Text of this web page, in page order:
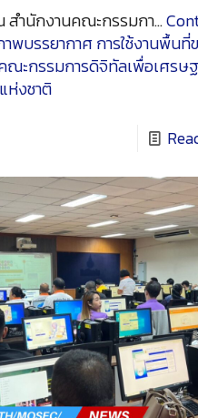
สำนักงานคณะกรรมกา…
าพบรรยากาศ การใช้งานพื้นที่
ณะกรรมการดิจิทัลเพื่อเศรษ
ห่งชาติ